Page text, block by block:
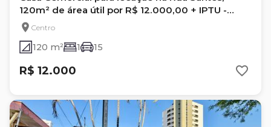
120m² de área útil por R$ 12.000,00 + IPTU -
Centro, Londrina- Pr
Centro
120 m² 1 15
R$ 12.000